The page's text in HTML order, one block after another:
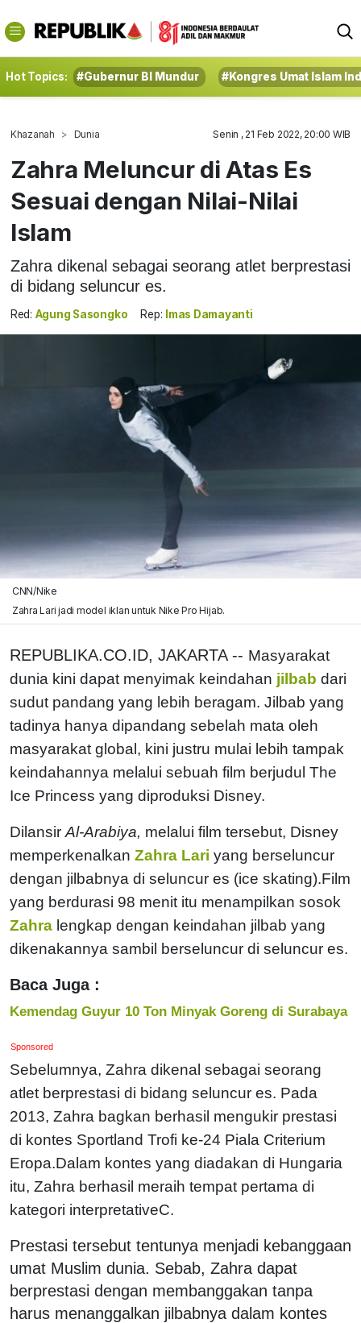
Hot Topics: #Gubernur BI Mundur #Kongres Umat Islam
Khazanah Dunia Senin , 21 Feb 2022, 20:00 WIB
Zahra Meluncur di Atas Es
Sesuai dengan Nilai-Nilai
Islam
Zahra dikenal sebagai seorang atlet berprestasi
di bidang seluncur es.
Red: Agung Sasongko Rep: Imas Damayanti
CNN/Nike
Zahra Lari jadi model iklan untuk Nike Pro Hijab.
REPUBLIKA.CO.ID, JAKARTA -- Masyarakat
dunia kini dapat menyimak keindahan jilbab dari
sudut pandang yang lebih beragam. Jilbab yang
tadinya hanya dipandang sebelah mata oleh
masyarakat global, kini justru mulai lebih tampak
keindahannya melalui sebuah film berjudul The
Ice Princess yang diproduksi Disney.
Dilansir Al-Arabiya, melalui film tersebut, Disney
memperkenalkan Zahra Lari yang berseluncur
dengan jilbabnya di seluncur es (ice skating).Film
yang berdurasi 98 menit itu menampilkan sosok
Zahra lengkap dengan keindahan jilbab yang
dikenakannya sambil berseluncur di seluncur es.
Baca Juga :
Kemendag Guyur 10 Ton Minyak Goreng di Surabaya
Sponsored
Sebelumnya, Zahra dikenal sebagai seorang
atlet berprestasi di bidang seluncur es. Pada
2013, Zahra bagkan berhasil mengukir prestasi
di kontes Sportland Trofi ke-24 Piala Criterium
Eropa.Dalam kontes yang diadakan di Hungaria
itu, Zahra berhasil meraih tempat pertama di
kategori interpretativeC.
Prestasi tersebut tentunya menjadi kebanggaan
umat Muslim dunia. Sebab, Zahra dapat
berprestasi dengan membanggakan tanpa
harus menanggalkan jilbabnya dalam kontes